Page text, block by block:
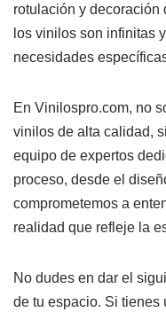
rotulación y
los vinilos son infinitas
necesidades
En Vinilospro.com, no
vinilos de alta calidad,
equipo de expertos
proceso, desde el
comprometemos a
realidad que refleje la
No dudes en dar el
de tu espacio. Si tienes